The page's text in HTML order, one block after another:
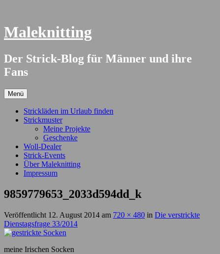
Inhalt
Maleknitting
Der Strick-Blog für Männer und ihre
Fans
Menü
Strickläden im Urlaub finden
Strickmuster
Meine Projekte
Geschenke
Woll-Dealer
Strick-Events
Über Maleknitting
Impressum
9859779653_2033d594dd_k
Veröffentlicht 12. August 2014 am 720 × 480 in Die verstrickte
Dienstagsfrage 33/2014
meine Irischen Socken